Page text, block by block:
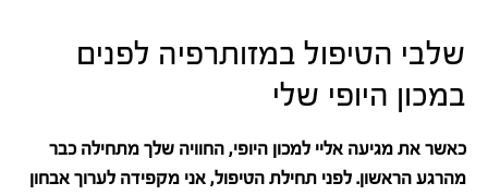
שלבי הטיפול במזותרפיה לפנים
במכון היופי שלי
כאשר את מגיעה אליי למכון היופי, החוויה שלך מתחילה כבר
מהרגע הראשון. לפני תחילת הטיפול, אני מקפידה לערוך אבחון